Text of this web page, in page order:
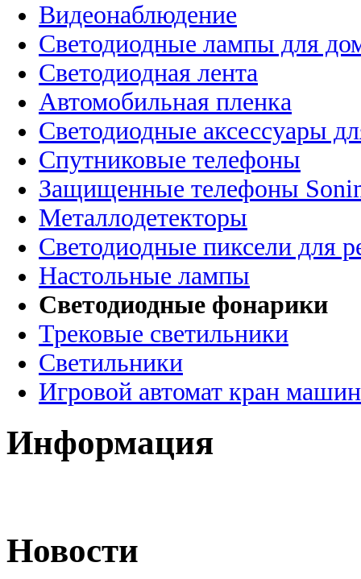
Видеонаблюдение
Светодиодные лампы для
Светодиодная лента
Автомобильная пленка
Светодиодные аксессуары
Спутниковые телефоны
Защищенные телефоны
Металлодетекторы
Светодиодные пиксели для
Настольные лампы
Светодиодные фонарики
Трековые светильники
Светильники
Игровой автомат кран
Информация
Новости